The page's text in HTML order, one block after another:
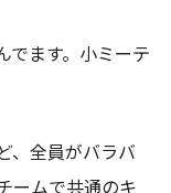
でます。小ミーテ
、全員がバラバ
ームで共通のキ